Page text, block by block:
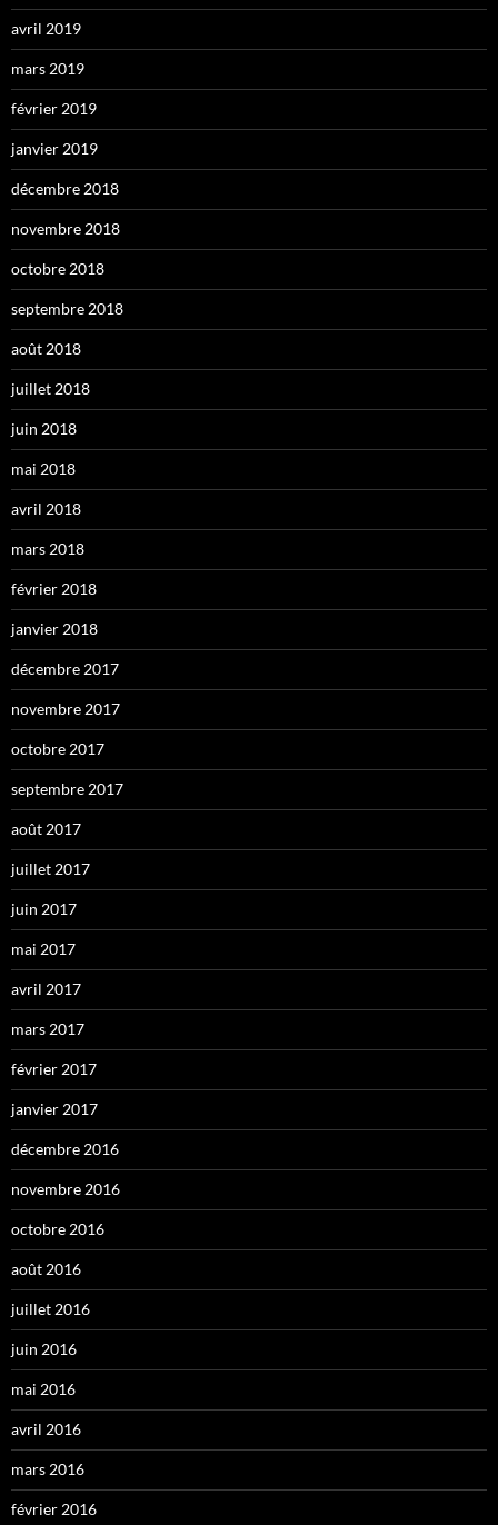
avril 2019
mars 2019
février 2019
janvier 2019
décembre 2018
novembre 2018
octobre 2018
septembre 2018
août 2018
juillet 2018
juin 2018
mai 2018
avril 2018
mars 2018
février 2018
janvier 2018
décembre 2017
novembre 2017
octobre 2017
septembre 2017
août 2017
juillet 2017
juin 2017
mai 2017
avril 2017
mars 2017
février 2017
janvier 2017
décembre 2016
novembre 2016
octobre 2016
août 2016
juillet 2016
juin 2016
mai 2016
avril 2016
mars 2016
février 2016